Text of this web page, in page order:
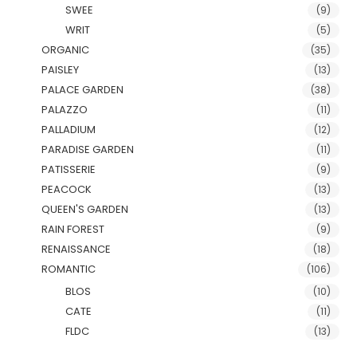
SWEE (9)
WRIT (5)
ORGANIC (35)
PAISLEY (13)
PALACE GARDEN (38)
PALAZZO (11)
PALLADIUM (12)
PARADISE GARDEN (11)
PATISSERIE (9)
PEACOCK (13)
QUEEN'S GARDEN (13)
RAIN FOREST (9)
RENAISSANCE (18)
ROMANTIC (106)
BLOS (10)
CATE (11)
FLDC (13)